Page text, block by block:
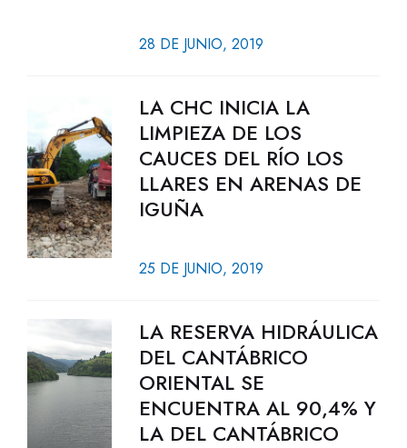
28 DE JUNIO, 2019
LA CHC INICIA LA
LIMPIEZA DE LOS
CAUCES DEL RÍO LOS
LLARES EN ARENAS DE
IGUÑA
25 DE JUNIO, 2019
LA RESERVA HIDRÁULICA
DEL CANTÁBRICO
ORIENTAL SE
ENCUENTRA AL 90,4% Y
LA DEL CANTÁBRICO